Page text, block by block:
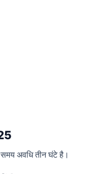
समय अवधि तीन घंटे है।